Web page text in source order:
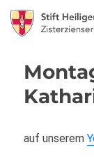
auf unserem